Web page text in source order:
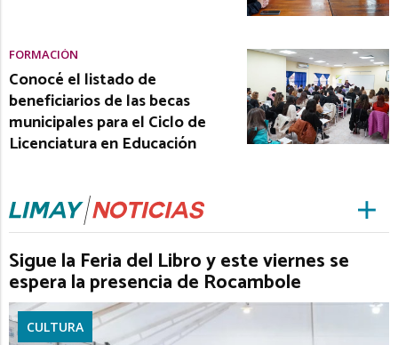
FORMACIÓN
Conocé el listado de
beneficiarios de las becas
municipales para el Ciclo de
Licenciatura en Educación
Sigue la Feria del Libro y este viernes se
espera la presencia de Rocambole
CULTURA